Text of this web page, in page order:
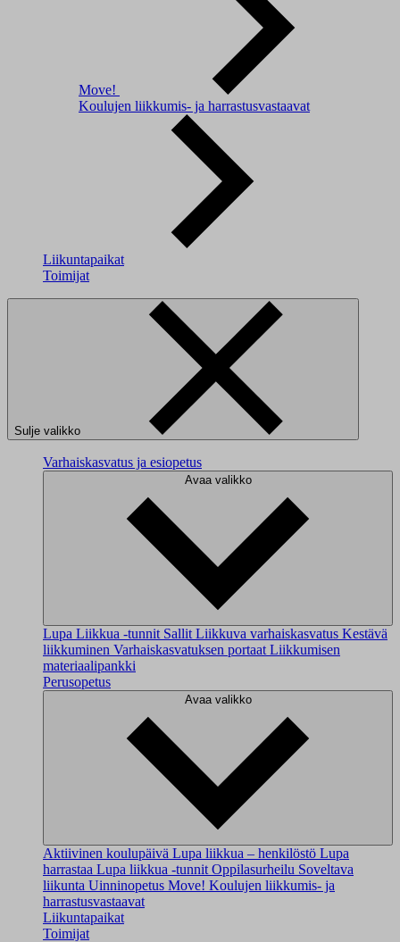
Move!
Koulujen liikkumis- ja harrastusvastaavat
Liikuntapaikat
Toimijat
Sulje valikko
Varhaiskasvatus ja esiopetus
Avaa valikko
Lupa Liikkua -tunnit Sallit Liikkuva varhaiskasvatus Kestävä
liikkuminen Varhaiskasvatuksen portaat Liikkumisen
materiaalipankki
Perusopetus
Avaa valikko
Aktiivinen koulupäivä Lupa liikkua – henkilöstö Lupa
harrastaa Lupa liikkua -tunnit Oppilasurheilu Soveltava
liikunta Uinninopetus Move! Koulujen liikkumis- ja
harrastusvastaavat
Liikuntapaikat
Toimijat